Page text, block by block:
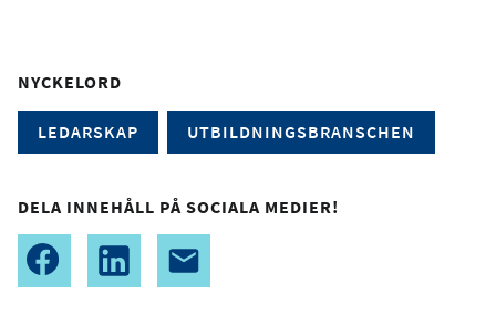
NYCKELORD
LEDARSKAP UTBILDNINGSBRANSCHEN
DELA INNEHÅLL PÅ SOCIALA MEDIER!